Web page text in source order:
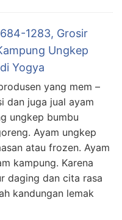
1283, Grosir
Ungkep
Yogya
yang mem –
dan juga jual ayam
ungkep bumbu
Ayam ungkep
atau frozen. Ayam
kampung. Karena
daging dan cita rasa
kandungan lemak